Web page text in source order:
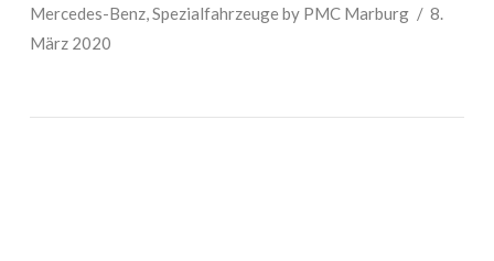
Mercedes-Benz,Spezialfahrzeugeby PMC Marburg
8.
März 2020